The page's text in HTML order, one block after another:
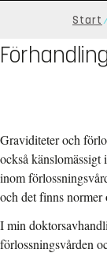
Start
Graviditeter och
också
inom
och det finns normer
I min
förlossningsvården